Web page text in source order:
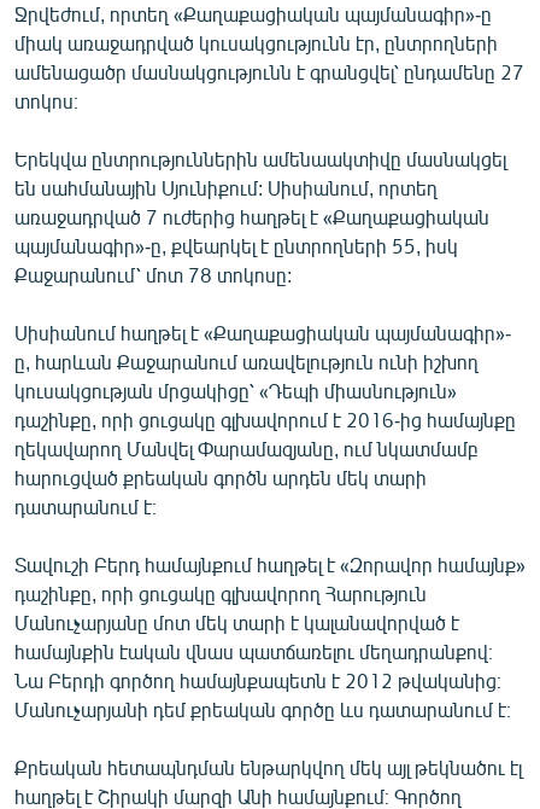
Русский
ՀԵՏԵՎԵՔ ՄԵԶ
«Ազատության» բոլոր կայքերը
Ջրվեժում, որտեղ «Քաղաքացիական պայմանագիր»-ը
միակ առաջադրված կուսակցությունն էր, ընտրողների
ամենացածր մասնակցությունն է գրանցվել՝ ընդամենը 27
տոկոս։
Երեկվա ընտրություններին ամենաակտիվը մասնակցել
են սահմանային Սյունիքում: Սիսիանում, որտեղ
առաջադրված 7 ուժերից հաղթել է «Քաղաքացիական
պայմանագիր»-ը, քվեարկել է ընտրողների 55, իսկ
Քաջարանում՝ մոտ 78 տոկոսը:
Սիսիանում հաղթել է «Քաղաքացիական պայմանագիր»-
ը, հարևան Քաջարանում առավելություն ունի իշխող
կուսակցության մրցակիցը՝ «Դեպի միասնություն»
դաշինքը, որի ցուցակը գլխավորում է 2016-ից համայնքը
ղեկավարող Մանվել Փարամազյանը, ում նկատմամբ
հարուցված քրեական գործն արդեն մեկ տարի
դատարանում է։
Տավուշի Բերդ համայնքում հաղթել է «Զորավոր համայնք»
դաշինքը, որի ցուցակը գլխավորող Հարություն
Մանուչարյանը մոտ մեկ տարի է կալանավորված է
համայնքին էական վնաս պատճառելու մեղադրանքով։
Նա Բերդի գործող համայնքապետն է 2012 թվականից։
Մանուչարյանի դեմ քրեական գործը ևս դատարանում է։
Քրեական հետապնդման ենթարկվող մեկ այլ թեկնածու էլ
հաղթել է Շիրակի մարզի Անի համայնքում։ Գործող